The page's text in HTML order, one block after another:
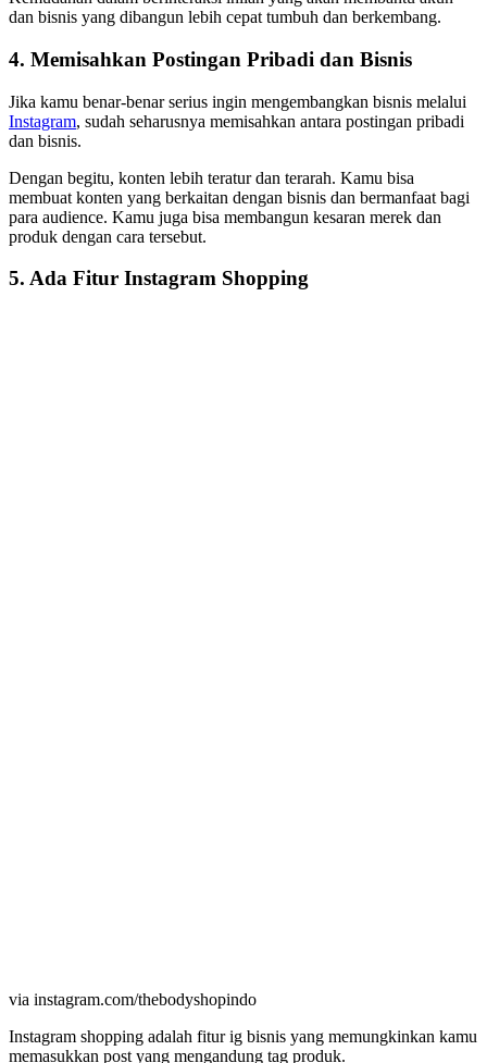
dan bisnis yang dibangun lebih cepat tumbuh dan berkembang.
4. Memisahkan Postingan Pribadi dan Bisnis
Jika kamu benar-benar serius ingin mengembangkan bisnis melalui
Instagram, sudah seharusnya memisahkan antara postingan pribadi
dan bisnis.
Dengan begitu, konten lebih teratur dan terarah. Kamu bisa
membuat konten yang berkaitan dengan bisnis dan bermanfaat bagi
para audience. Kamu juga bisa membangun kesaran merek dan
produk dengan cara tersebut.
5. Ada Fitur Instagram Shopping
via instagram.com/thebodyshopindo
Instagram shopping adalah fitur ig bisnis yang memungkinkan kamu
memasukkan post yang mengandung tag produk.